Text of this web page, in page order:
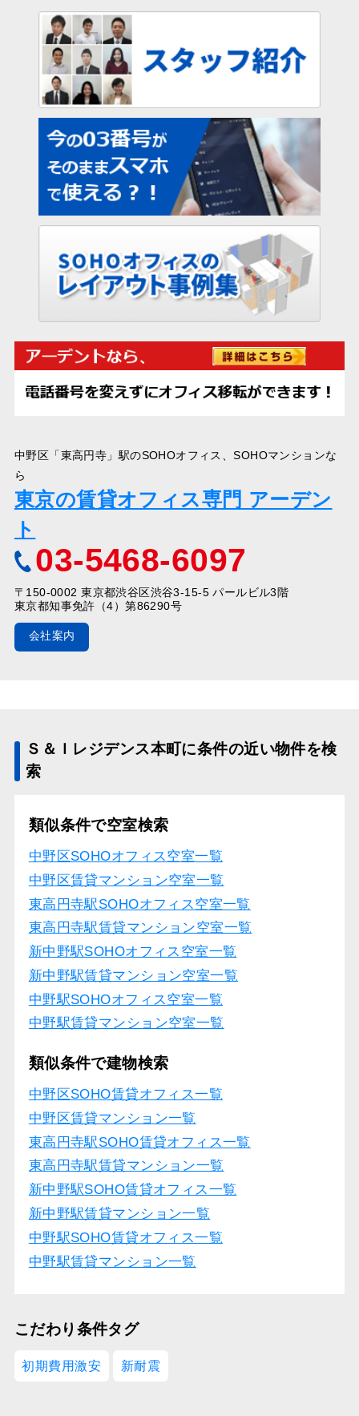
中野区「東高円寺」駅のSOHOオフィス、SOHOマンションな
ら
東京の賃貸オフィス専門 アーデン
ト
03-5468-6097
〒150-0002 東京都渋谷区渋谷3-15-5 パールビル3階
東京都知事免許（4）第86290号
会社案内
Ｓ＆Ｉレジデンス本町に条件の近い物件を検
索
類似条件で空室検索
中野区SOHOオフィス空室一覧
中野区賃貸マンション空室一覧
東高円寺駅SOHOオフィス空室一覧
東高円寺駅賃貸マンション空室一覧
新中野駅SOHOオフィス空室一覧
新中野駅賃貸マンション空室一覧
中野駅SOHOオフィス空室一覧
中野駅賃貸マンション空室一覧
類似条件で建物検索
中野区SOHO賃貸オフィス一覧
中野区賃貸マンション一覧
東高円寺駅SOHO賃貸オフィス一覧
東高円寺駅賃貸マンション一覧
新中野駅SOHO賃貸オフィス一覧
新中野駅賃貸マンション一覧
中野駅SOHO賃貸オフィス一覧
中野駅賃貸マンション一覧
こだわり条件タグ
初期費用激安 新耐震